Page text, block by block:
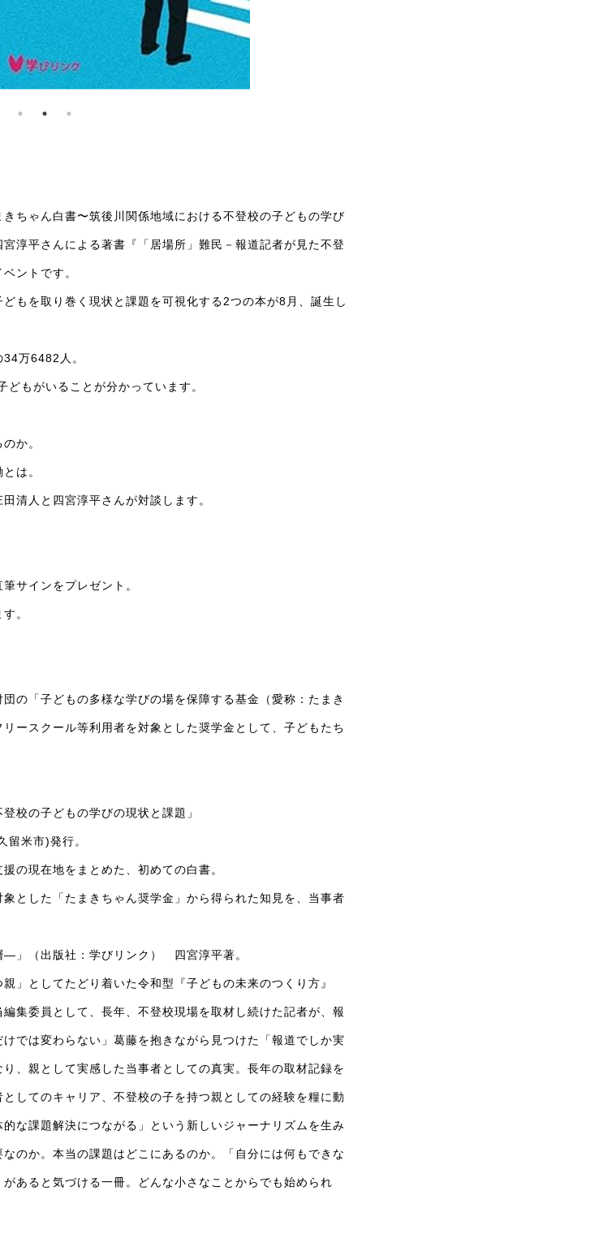
ちゃん白書〜筑後川関係地域における不登校の子どもの学び
淳平さんによる著書『「居場所」難民－報道記者が見た不登
ントです。
もを取り巻く現状と課題を可視化する2つの本が8月、誕生し
万6482人。
もがいることが分かっています。
か。
は。
清人と四宮淳平さんが対談します。
サインをプレゼント。
。
の「子どもの多様な学びの場を保障する基金（愛称：たまき
ースクール等利用者を対象とした奨学金として、子どもたち
校の子どもの学びの現状と課題」
留米市)発行。
の現在地をまとめた、初めての白書。
とした「たまきちゃん奨学金」から得られた知見を、当事者
―」（出版社：学びリンク） 四宮淳平著。
」としてたどり着いた令和型『子どもの未来のつくり方』
集委員として、長年、不登校現場を取材し続けた記者が、報
では変わらない」葛藤を抱きながら見つけた「報道でしか実
、親として実感した当事者としての真実。長年の取材記録を
してのキャリア、不登校の子を持つ親としての経験を糧に動
な課題解決につながる」という新しいジャーナリズムを生み
のか。本当の課題はどこにあるのか。「自分には何もできな
あると気づける一冊。どんな小さなことからでも始められ